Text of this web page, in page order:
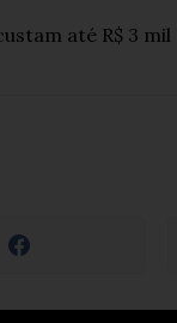
até R$ 3 mil